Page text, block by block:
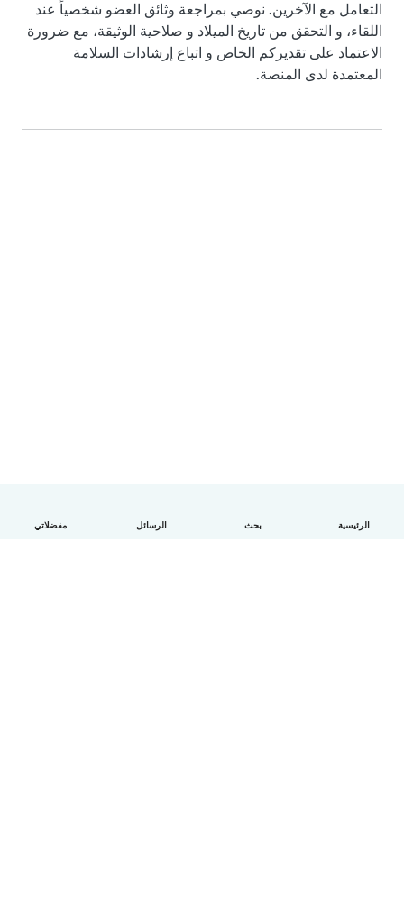
الرئيسية بحث الرسائل مفضلاتي
التعامل مع الآخرين. نوصي بمراجعة وثائق العضو شخصياً عند
اللقاء، و التحقق من تاريخ الميلاد و صلاحية الوثيقة، مع ضرورة
الاعتماد على تقديركم الخاص و اتباع إرشادات السلامة
المعتمدة لدى المنصة.